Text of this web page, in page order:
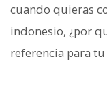
cuando quieras
indonesio, ¿por
referencia para